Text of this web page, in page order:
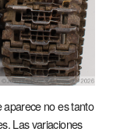
no es tanto
Las variaciones